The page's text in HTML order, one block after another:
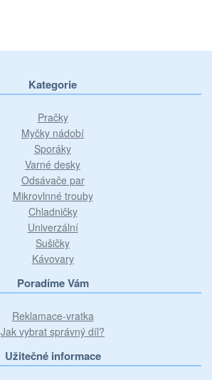
Kategorie
Pračky
Myčky nádobí
Sporáky
Varné desky
Odsávače par
Mikrovlnné trouby
Chladničky
Univerzální
Sušičky
Kávovary
Poradíme Vám
Reklamace-vratka
Jak vybrat správný díl?
Užitečné informace